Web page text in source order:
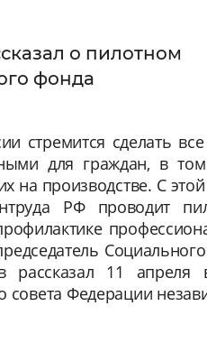
Увеличенный
Цвет сайта
Инверсивный
Синий фон
о пилотном
фонда
стремится сделать все
для граждан, в
на производстве. С
РФ проводит
рассказал 11 апреля
совета Федерации